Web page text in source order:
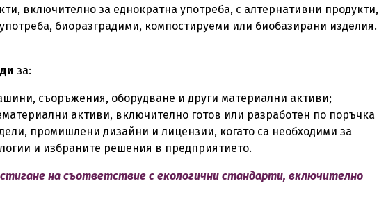
включително за еднократна употреба, с алтернативни продукти,
биоразградими, компостируеми или биобазирани изделия.
за:
съоръжения, оборудване и други материални активи;
активи, включително готов или разработен по поръчка
промишлени дизайни и лицензии, когато са необходими за
и избраните решения в предприятието.
на съответствие с екологични стандарти, включително